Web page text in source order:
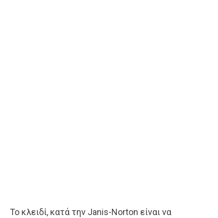
Το κλειδί, κατά την Janis-Norton είναι να